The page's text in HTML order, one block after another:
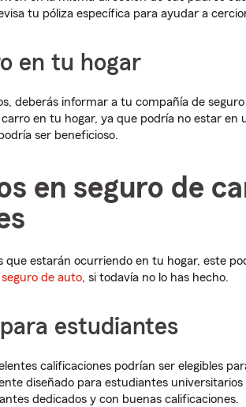
tu póliza específica para ayudar a
en tu hogar
deberás informar a tu compañía de
en tu hogar, ya que podría no estar en
ser beneficioso.
en seguro de
que estarán ocurriendo en tu hogar, este
de auto, si todavía no lo has hecho.
estudiantes
calificaciones podrían ser elegibles
diseñado para estudiantes
dedicados y con buenas calificaciones.